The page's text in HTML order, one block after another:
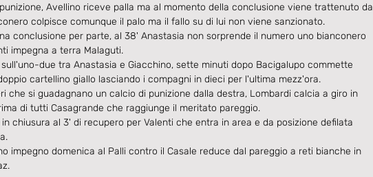
Avellino riceve palla ma al momento della conclusione viene trattenuto da
colpisce comunque il palo ma il fallo su di lui non viene sanzionato.
conclusione per parte, al 38' Anastasia non sorprende il numero uno bianconero
impegna a terra Malaguti.
due tra Anastasia e Giacchino, sette minuti dopo Bacigalupo commette
cartellino giallo lasciando i compagni in dieci per l'ultima mezz'ora.
che si guadagnano un calcio di punizione dalla destra, Lombardi calcia a giro in
di tutti Casagrande che raggiunge il meritato pareggio.
chiusura al 3' di recupero per Valenti che entra in area e da posizione defilata
impegno domenica al Palli contro il Casale reduce dal pareggio a reti bianche in